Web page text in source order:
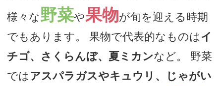
様々な野菜や果物が旬を迎える時期
でもあります。 果物で代表的なものはイ
チゴ、さくらんぼ、夏ミカンなど。 野菜
では アスパラガスやキュウリ、じゃがい